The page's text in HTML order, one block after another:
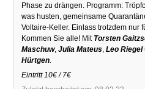
Phase zu drängen. Programm:
was husten, gemeinsame
Voltaire-Keller. Einlass trotzdem nur
Kommen Sie alle! Mit Torsten
Maschuw, Julia Mateus,Leo Riegel
Hürtgen.
Eintritt 10€ / 7€